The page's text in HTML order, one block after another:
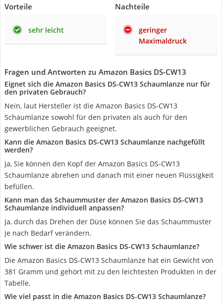
Vorteile
sehr leicht
Nachteile
geringer
Maximaldruck
Fragen und Antworten zu Amazon Basics DS-CW13
Eignet sich die Amazon Basics DS-CW13 Schaumlanze nur für
den privaten Gebrauch?
Nein, laut Hersteller ist die Amazon Basics DS-CW13
Schaumlanze sowohl für den privaten als auch für den
gewerblichen Gebrauch geeignet.
Kann die Amazon Basics DS-CW13 Schaumlanze nachgefüllt
werden?
Ja, Sie können den Kopf der Amazon Basics DS-CW13
Schaumlanze abrehen und danach mit einer neuen Flüssigkeit
befüllen.
Kann man das Schaummuster der Amazon Basics DS-CW13
Schaumlanze individuell anpassen?
Ja, durch das Drehen der Düse können Sie das Schaummuster
je nach Bedarf verändern.
Wie schwer ist die Amazon Basics DS-CW13 Schaumlanze?
Die Amazon Basics DS-CW13 Schaumlanze hat ein Gewicht von
381 Gramm und gehört mit zu den leichtesten Produkten in der
Tabelle.
Wie viel passt in die Amazon Basics DS-CW13 Schaumlanze?